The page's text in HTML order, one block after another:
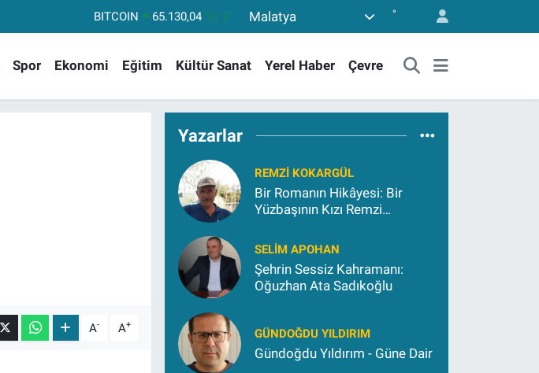
BITCOIN 65.130,04 %1.2
EURO
55,1652 %0.27
Malatya °
Spor Ekonomi Eğitim Kültür Sanat Yerel Haber Çevre
A- A+
Yazarlar
REMZI KOKARGÜL
Bir Romanın Hikâyesi: Bir
Yüzbaşının Kızı Remzi
SELIM APOHAN
Şehrin Sessiz Kahramanı:
Oğuzhan Ata Sadıkoğlu
GÜNDOĞDU YILDIRIM
Gündoğdu Yıldırım - Güne Dair